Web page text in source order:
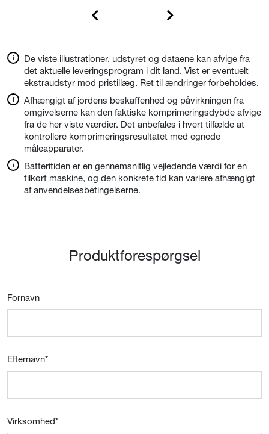
De viste illustrationer, udstyret og dataene kan afvige fra
det aktuelle leveringsprogram i dit land. Vist er eventuelt
ekstraudstyr mod pristillæg. Ret til ændringer forbeholdes.
Afhængigt af jordens beskaffenhed og påvirkningen fra
omgivelserne kan den faktiske komprimeringsdybde afvige
fra de her viste værdier. Det anbefales i hvert tilfælde at
kontrollere komprimeringsresultatet med egnede
måleapparater.
Batteritiden er en gennemsnitlig vejledende værdi for en
tilkørt maskine, og den konkrete tid kan variere afhængigt
af anvendelsesbetingelserne.
Produktforespørgsel
Fornavn
Efternavn*
Virksomhed*